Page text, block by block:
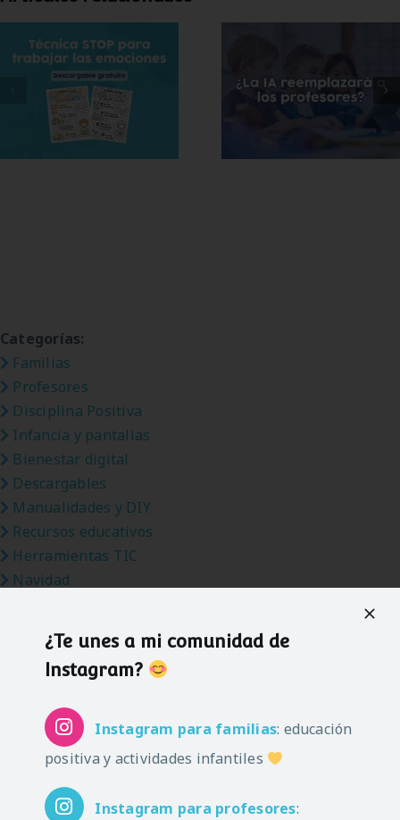
Técnica STOP para
trabajar las
emociones (+
lámina gratis para
inteligencia
artificial sustituir a
Categorías:
Familias
Profesores
Disciplina Positiva
Infancia y pantallas
Bienestar digital
Descargables
Manualidades y DIY
Recursos educativos
Herramientas TIC
Navidad
Verano
Halloween
¿Te unes a mi comunidad de
Instagram?
Instagram para familias: educación
positiva y actividades infantiles
Instagram para profesores: